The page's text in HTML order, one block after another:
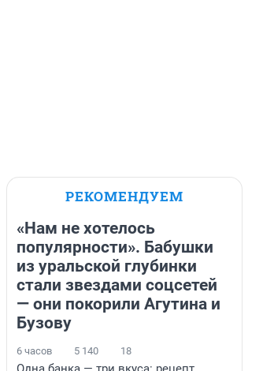
РЕКОМЕНДУЕМ
«Нам не хотелось
популярности». Бабушки
из уральской глубинки
стали звездами соцсетей
— они покорили Агутина и
Бузову
6 часов 5 140 18